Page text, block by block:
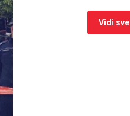
Vidi sve